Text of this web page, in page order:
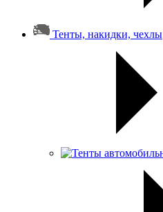
Тенты, накидки, чехлы